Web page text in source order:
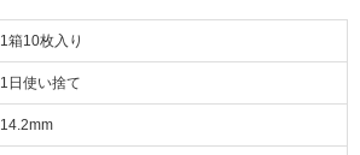
1箱10枚入り
1日使い捨て
14.2mm